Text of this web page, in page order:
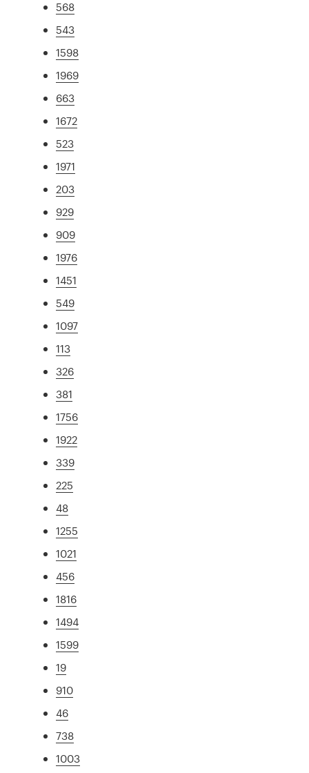
568
543
1598
1969
663
1672
523
1971
203
929
909
1976
1451
549
1097
113
326
381
1756
1922
339
225
48
1255
1021
456
1816
1494
1599
19
910
46
738
1003